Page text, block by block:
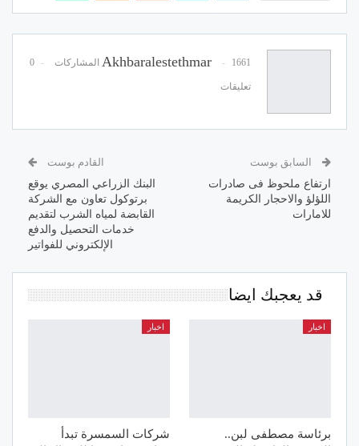
Akhbaralestethmar 1661 المشاركات 0
تعليقات
السابق بوست
ارتفاع ملحوظ فى صادرات
اللؤلؤ والاحجار الكريمة
للامارات
القادم بوست
البنك الزراعي المصري يوقع
برتوكول تعاون مع الشركة
القابضة لمياه الشرب لتقديم
خدمات التحصيل والدفع
الإلكتروني للفواتير
قد يعجبك ايضا
اخبار
برئاسة مصطفى لبن..
اخبار
شركات السمسرة تبدأ